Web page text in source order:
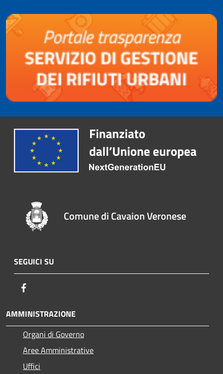
Comune di Cavaion Veronese
SEGUICI SU
AMMINISTRAZIONE
Organi di Governo
Aree Amministrative
Uffici